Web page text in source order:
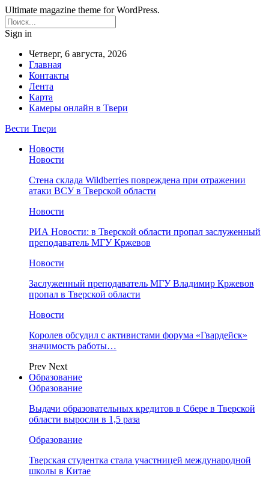
Ultimate magazine theme for WordPress.
Sign in
Четверг, 6 августа, 2026
Главная
Контакты
Лента
Карта
Камеры онлайн в Твери
Вести Твери
Новости
Новости
Стена склада Wildberries повреждена при отражении
атаки ВСУ в Тверской области
Новости
РИА Новости: в Тверской области пропал заслуженный
преподаватель МГУ Кржевов
Новости
Заслуженный преподаватель МГУ Владимир Кржевов
пропал в Тверской области
Новости
Королев обсудил с активистами форума «Гвардейск»
значимость работы…
Prev Next
Образование
Образование
Выдачи образовательных кредитов в Сбере в Тверской
области выросли в 1,5 раза
Образование
Тверская студентка стала участницей международной
школы в Китае